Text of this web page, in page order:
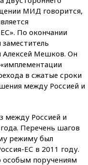
МИД говорится,
По окончании
Алексей Мешков. Он
в сжатые сроки
между Россией и
между Россией и
Перечень шагов
режиму был
ЕС в 2011 году.
особым поручениям